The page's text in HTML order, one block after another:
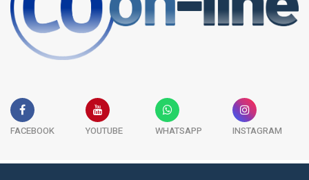
FACEBOOK YOUTUBE WHATSAPP INSTAGRAM